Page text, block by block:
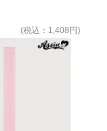
NMK-68
(税込：1,408円)